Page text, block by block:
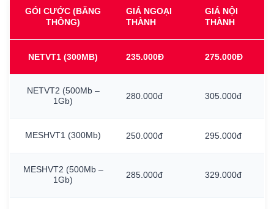
GÓI CƯỚC (BĂNG
THÔNG)
GIÁ NGOẠI
THÀNH
GIÁ NỘI
THÀNH
NETVT1 (300MB) 235.000Đ 275.000Đ
NETVT2 (500Mb –
1Gb)
280.000đ 305.000đ
MESHVT1 (300Mb) 250.000đ 295.000đ
MESHVT2 (500Mb –
1Gb)
285.000đ 329.000đ